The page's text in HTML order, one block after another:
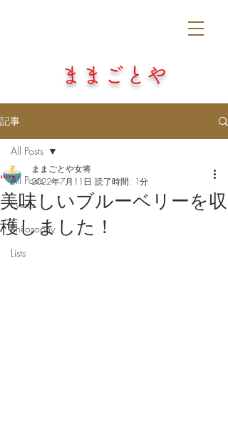
​ままごとや
記事
All Posts
Events
Philosophy
Lists
All Posts
美味しいブルーベリーを収
穫しました！
ままごとや女将
2022年7月11日 読了時間: 1分